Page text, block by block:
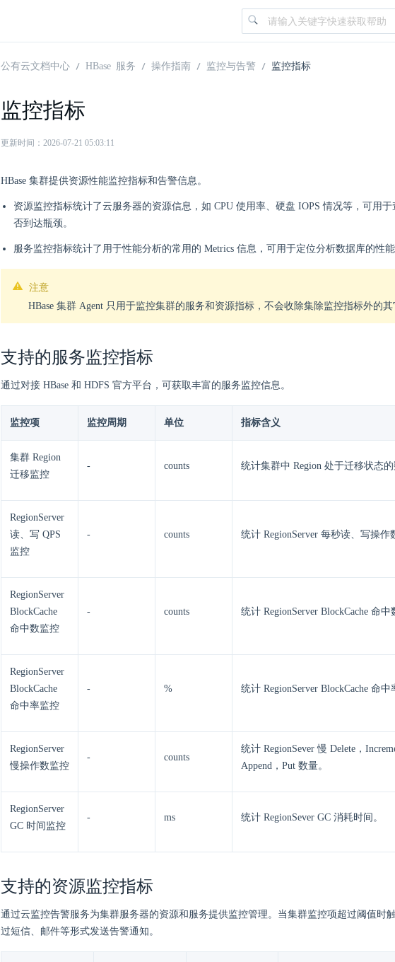
公有云文档中心 HBase 服务 操作指南 监控与告警 监控指标
监控指标
更新时间：2026-07-21 05:03:11
HBase 集群提供资源性能监控指标和告警信息。
资源监控指标统计了云服务器的资源信息，如 CPU 使用率、硬盘 IOPS 情况等，可用
否到达瓶颈。
服务监控指标统计了用于性能分析的常用的 Metrics 信息，可用于定位分析数据库的性能
注意
HBase 集群 Agent 只用于监控集群的服务和资源指标，不会收除集除监控指标外的其
支持的服务监控指标
通过对接 HBase 和 HDFS 官方平台，可获取丰富的服务监控信息。
监控项 监控周期 单位 指标含义
集群 Region
迁移监控
- counts 统计集群中 Region 处于迁移状态的
RegionServer
读、写 QPS
监控
- counts 统计 RegionServer 每秒读、写操作
RegionServer
BlockCache
命中数监控
- counts 统计 RegionServer BlockCache 命中
RegionServer
BlockCache
命中率监控
- % 统计 RegionServer BlockCache 命中
RegionServer
慢操作数监控
- counts
统计 RegionSever 慢 Delete，
Append，Put 数量。
RegionServer
GC 时间监控
- ms 统计 RegionSever GC 消耗时间。
支持的资源监控指标
通过云监控告警服务为集群服务器的资源和服务提供监控管理。当集群监控项超过阈值时
过短信、邮件等形式发送告警通知。